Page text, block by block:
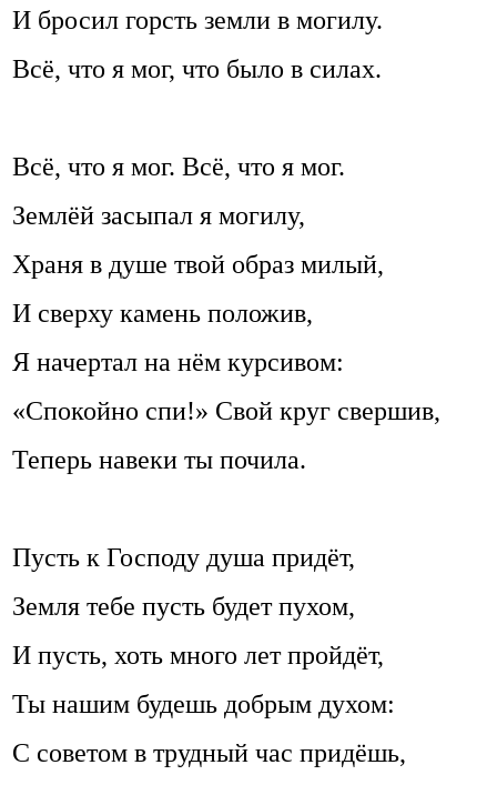
И бросил горсть земли в могилу.
Всё, что я мог, что было в силах.
Всё, что я мог. Всё, что я мог.
Землёй засыпал я могилу,
Храня в душе твой образ милый,
И сверху камень положив,
Я начертал на нём курсивом:
«Спокойно спи!» Свой круг свершив,
Теперь навеки ты почила.
Пусть к Господу душа придёт,
Земля тебе пусть будет пухом,
И пусть, хоть много лет пройдёт,
Ты нашим будешь добрым духом:
С советом в трудный час придёшь,